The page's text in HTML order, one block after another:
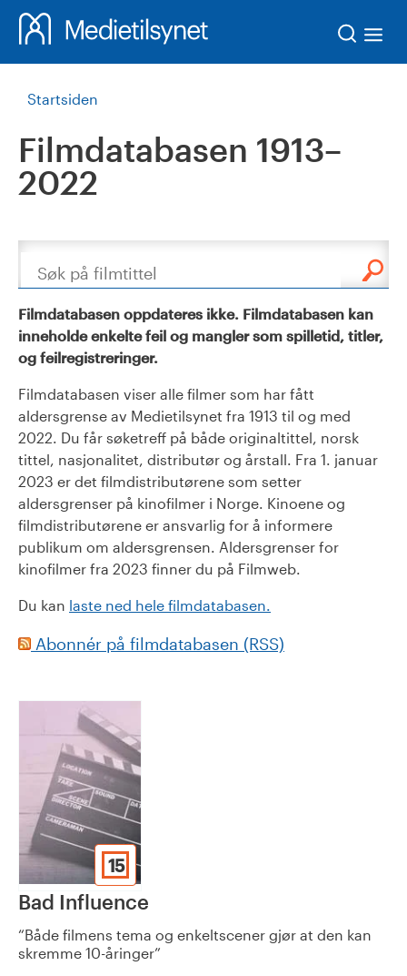
Startsiden
Filmdatabasen 1913–
2022
Søk
Filmdatabasen oppdateres ikke. Filmdatabasen kan
inneholde enkelte feil og mangler som spilletid, titler,
og feilregistreringer.
Filmdatabasen viser alle filmer som har fått
aldersgrense av Medietilsynet fra 1913 til og med
2022. Du får søketreff på både originaltittel, norsk
tittel, nasjonalitet, distributør og årstall. Fra 1. januar
2023 er det filmdistributørene som setter
aldersgrenser på kinofilmer i Norge. Kinoene og
filmdistributørene er ansvarlig for å informere
publikum om aldersgrensen. Aldersgrenser for
kinofilmer fra 2023 finner du på Filmweb.
Du kan laste ned hele filmdatabasen.
Abonnér på filmdatabasen (RSS)
15
Bad Influence
Både filmens tema og enkeltscener gjør at den kan
skremme 10-åringer